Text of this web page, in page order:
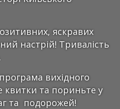
яскравих
настрій! Тривалість
вихідного
квитки та пориньте у
та подорожей!